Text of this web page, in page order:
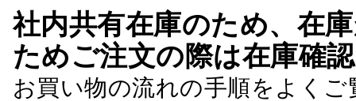
社内共有在庫のため、在
ためご注文の際は在庫確
お買い物の流れの手順をよくご